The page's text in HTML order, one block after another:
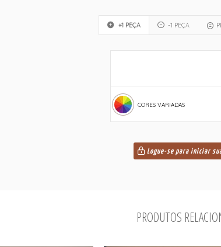
+1 PEÇA -1 PEÇA
CORES VARIADAS
Logue-se para iniciar
PRODUTOS